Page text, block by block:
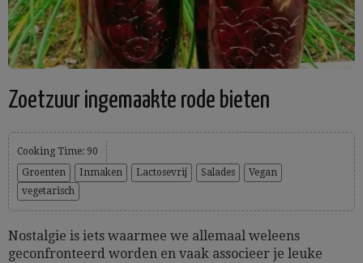
Zoetzuur ingemaakte rode bieten
Cooking Time: 90
Groenten
Inmaken Lactosevrij Salades
Vegan
vegetarisch
Nostalgie is iets waarmee we allemaal weleens
geconfronteerd worden en vaak associeer je leuke